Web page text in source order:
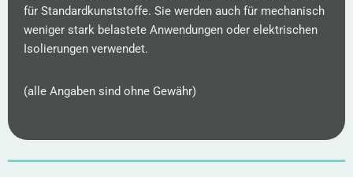
für Standardkunststoffe. Sie werden auch für mechanisch
weniger stark belastete Anwendungen oder elektrischen
Isolierungen verwendet.
(alle Angaben sind ohne Gewähr)